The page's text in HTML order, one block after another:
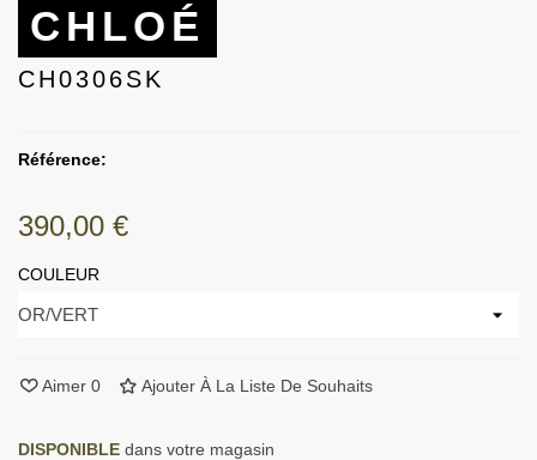
CHLOÉ
CH0306SK
Référence:
390,00 €
COULEUR
Aimer 0 Ajouter À La Liste De Souhaits
DISPONIBLE dans votre magasin